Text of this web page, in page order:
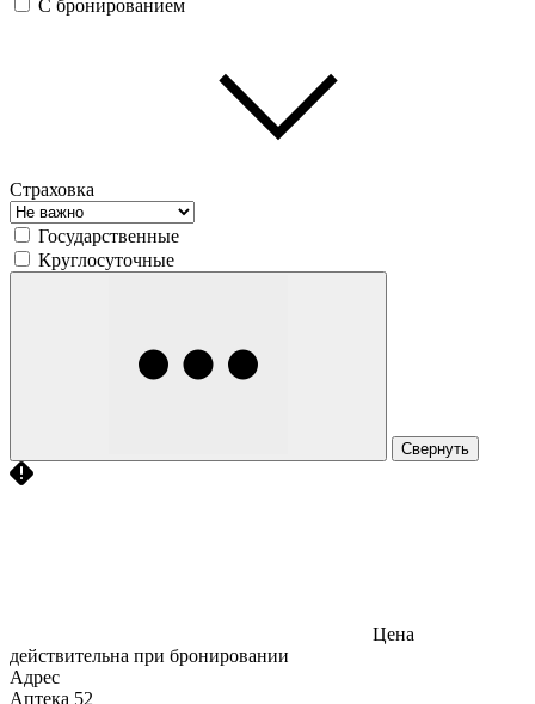
С бронированием
Страховка
Государственные
Круглосуточные
Свернуть
Цена
действительна при бронировании
Адрес
Аптека 52